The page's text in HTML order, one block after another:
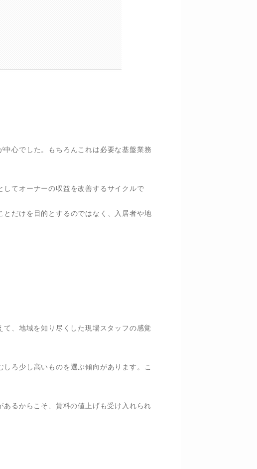
心でした。もちろんこれは必要な基盤業務
てオーナーの収益を改善するサイクルで
だけを目的とするのではなく、入居者や地
、地域を知り尽くした現場スタッフの感覚
ろ少し高いものを選ぶ傾向があります。こ
るからこそ、賃料の値上げも受け入れられ